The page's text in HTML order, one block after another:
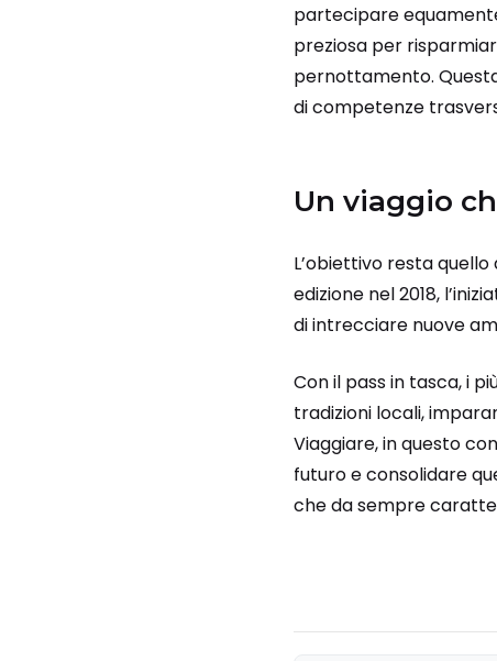
partecipare
preziosa per
pernottamento.
di competenze
Un viaggio
L’obiettivo resta
edizione nel 2018,
di intrecciare nuove
Con il pass in tasca, i
tradizioni locali,
Viaggiare, in questo
futuro e consolidare
che da sempre